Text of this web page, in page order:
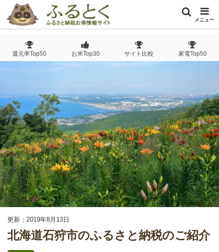
メニュー
還元率Top50 お米Top30 サイト比較 家電Top50
更新：2019年8月13日
北海道石狩市のふるさと納税のご紹介